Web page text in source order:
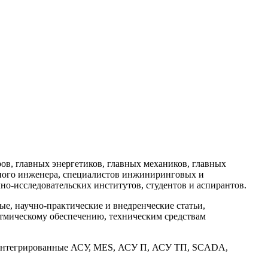
главных энергетиков, главных механиков, главных
инженера, специалистов инжиниринговых и
исследовательских институтов, студентов и аспирантов.
научно-практические и внедренческие статьи,
обеспечению, техническим средствам
интегрированные АСУ, MES, АСУ П, АСУ ТП, SCADA,